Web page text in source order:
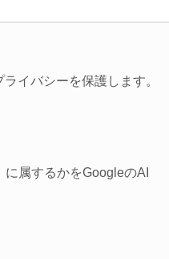
イバシーを保護します。
属するかをGoogleのAI